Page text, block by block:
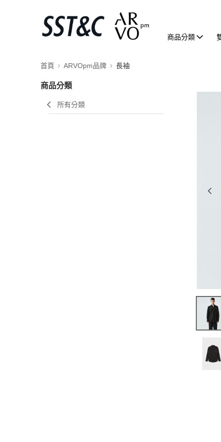
商品分類
首頁 ARVOpm品牌 長袖
商品分類
所有分類